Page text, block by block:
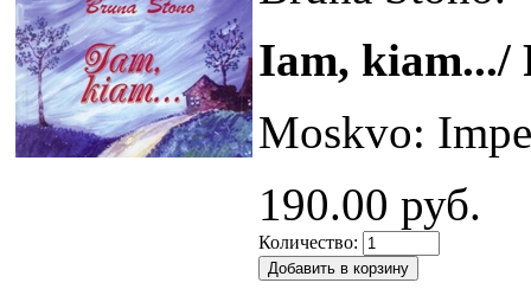
Iam, kiam.../
Moskvo:
190.00 руб.
Количество: